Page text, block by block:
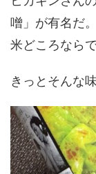
噌」が有名だ。
米どころなら
きっとそんな